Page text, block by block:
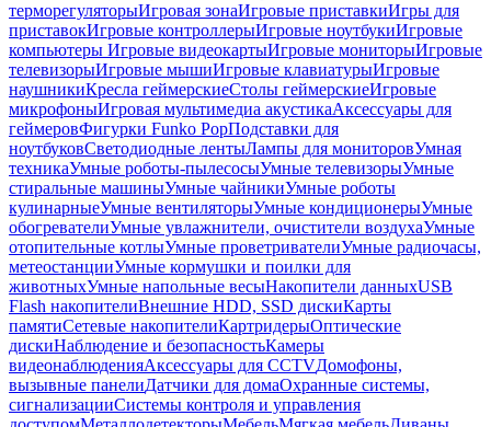
терморегуляторыИгровая зонаИгровые приставкиИгры для
приставокИгровые контроллерыИгровые ноутбукиИгровые
компьютеры Игровые видеокартыИгровые мониторыИгровые
телевизорыИгровые мышиИгровые клавиатурыИгровые
наушникиКресла геймерскиеСтолы геймерскиеИгровые
микрофоныИгровая мультимедиа акустикаАксессуары для
геймеровФигурки Funko PopПодставки для
ноутбуковСветодиодные лентыЛампы для мониторовУмная
техникаУмные роботы-пылесосыУмные телевизорыУмные
стиральные машиныУмные чайникиУмные роботы
кулинарныеУмные вентиляторыУмные кондиционерыУмные
обогревателиУмные увлажнители, очистители воздухаУмные
отопительные котлыУмные проветривателиУмные радиочасы,
метеостанцииУмные кормушки и поилки для
животныхУмные напольные весыНакопители данныхUSB
Flash накопителиВнешние HDD, SSD дискиКарты
памятиСетевые накопителиКартридерыОптические
дискиНаблюдение и безопасностьКамеры
видеонаблюденияАксессуары для CCTVДомофоны,
вызывные панелиДатчики для домаОхранные системы,
сигнализацииСистемы контроля и управления